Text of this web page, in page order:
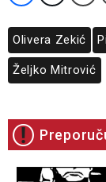
Olivera Zekić
Željko Mitrović